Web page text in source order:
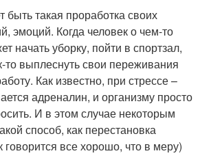
быть такая проработка своих
эмоций. Когда человек о чем-то
начать уборку, пойти в спортзал,
то выплеснуть свои переживания
Как известно, при стрессе –
адреналин, и организму просто
И в этом случае некоторым
способ, как перестановка
говорится все хорошо, что в меру)